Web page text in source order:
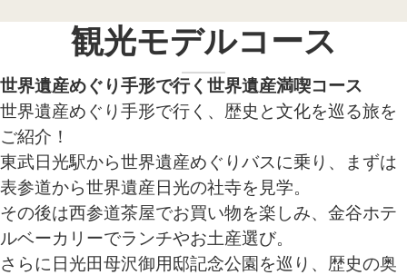
観光モデルコース
世界遺産めぐり手形で行く世界遺産満喫コース
世界遺産めぐり手形で行く、歴史と文化を巡る旅を
ご紹介！
東武日光駅から世界遺産めぐりバスに乗り、まずは
表参道から世界遺産日光の社寺を見学。
その後は西参道茶屋でお買い物を楽しみ、金谷ホテ
ルベーカリーでランチやお土産選び。
さらに日光田母沢御用邸記念公園を巡り、歴史の奥